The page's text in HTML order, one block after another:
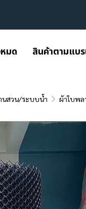
มด สินค้าตามแบ
นสวน/ระบบน้ำ ผ้าใบพล